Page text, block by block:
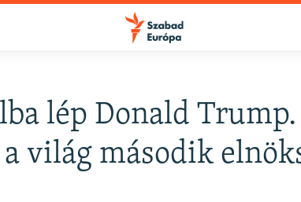
lép Donald
világ második
FELIRATKOZÁS